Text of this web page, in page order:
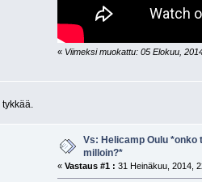
« Viimeksi muokattu: 05 Elokuu,
tykkää.
Vs: Helicamp Oulu *onko
milloin?*
« Vastaus #1 : 31 Heinäkuu, 2014,